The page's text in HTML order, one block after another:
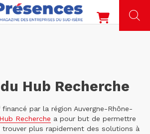
Hub Recherche
par la région Auvergne-Rhône-
Hub Recherche a pour but de permettre
trouver plus rapidement des solutions à